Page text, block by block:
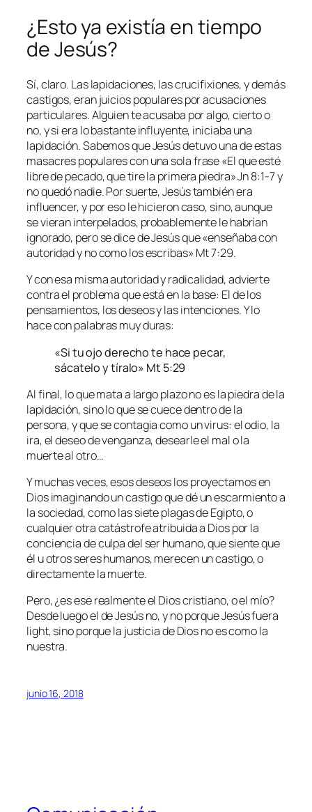
¿Esto ya existía en tiempo
de Jesús?
Sí, claro. Las lapidaciones, las crucifixiones, y demás
castigos, eran juicios populares por acusaciones
particulares. Alguien te acusaba por algo, cierto o
no, y si era lo bastante influyente, iniciaba una
lapidación. Sabemos que Jesús detuvo una de estas
masacres populares con una sola frase «El que esté
libre de pecado, que tire la primera piedra» Jn 8:1-7 y
no quedó nadie. Por suerte, Jesús también era
influencer, y por eso le hicieron caso, sino, aunque
se vieran interpelados, probablemente le habrían
ignorado, pero se dice de Jesús que «enseñaba con
autoridad y no como los escribas» Mt 7:29.
Y con esa misma autoridad y radicalidad, advierte
contra el problema que está en la base: El de los
pensamientos, los deseos y las intenciones. Y lo
hace con palabras muy duras:
«Si tu ojo derecho te hace pecar,
sácatelo y tíralo» Mt 5:29
Al final, lo que mata a largo plazo no es la piedra de la
lapidación, sino lo que se cuece dentro de la
persona, y que se contagia como un virus: el odio, la
ira, el deseo de venganza, desearle el mal o la
muerte al otro…
Y muchas veces, esos deseos los proyectamos en
Dios imaginando un castigo que dé un escarmiento a
la sociedad, como las siete plagas de Egipto, o
cualquier otra catástrofe atribuida a Dios por la
conciencia de culpa del ser humano, que siente que
él u otros seres humanos, merecen un castigo, o
directamente la muerte.
Pero, ¿es ese realmente el Dios cristiano, o el mío?
Desde luego el de Jesús no, y no porque Jesús fuera
light, sino porque la justicia de Dios no es como la
nuestra.
junio 16, 2018